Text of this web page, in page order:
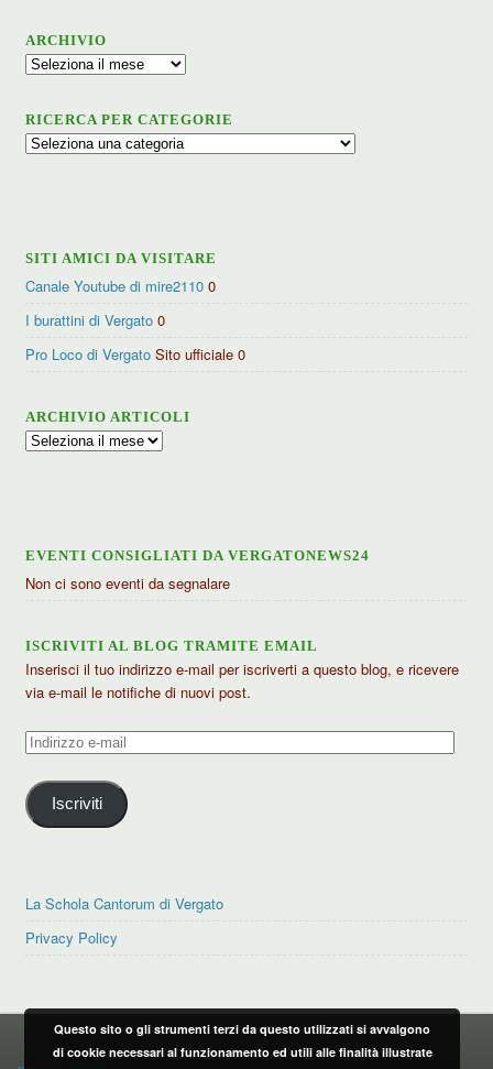
ARCHIVIO
Archivio
RICERCA PER CATEGORIE
Ricerca
SITI AMICI DA VISITARE
Canale Youtube di mire2110 0
I burattini di Vergato 0
Pro Loco di Vergato Sito ufficiale 0
ARCHIVIO ARTICOLI
Archivio
EVENTI CONSIGLIATI DA VERGATONEWS24
Non ci sono eventi da segnalare
ISCRIVITI AL BLOG TRAMITE EMAIL
Inserisci il tuo indirizzo e-mail per iscriverti a questo blog, e ricevere
via e-mail le notifiche di nuovi post.
Indirizzo
mail
Iscriviti
La Schola Cantorum di Vergato
Privacy Policy
PRIVACY POLICY
Questo sito o gli strumenti terzi da questo utilizzati si avvalgono
di cookie necessari al funzionamento ed utili alle finalità illustrate